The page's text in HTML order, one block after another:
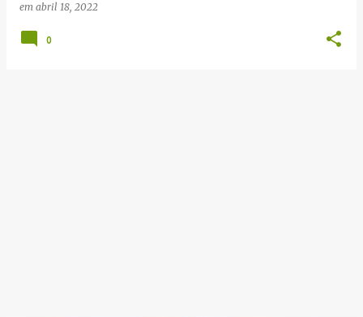
em abril 18, 2022
0